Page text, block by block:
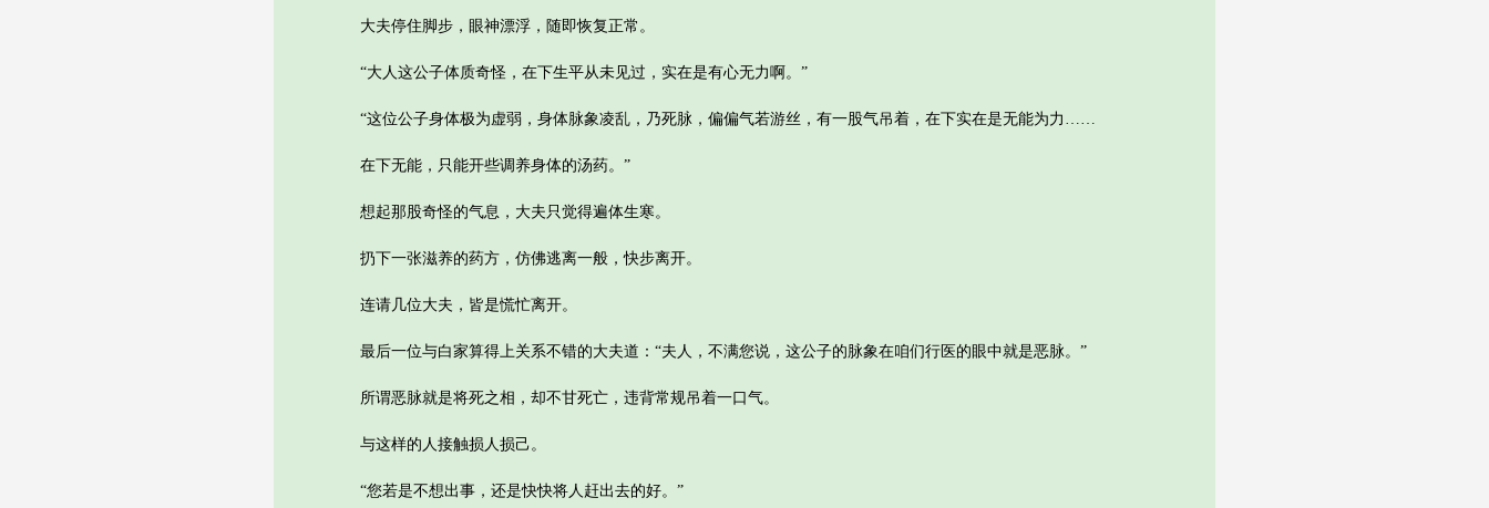
大夫停住脚步，眼神漂浮，随即恢复正常。
“大人这公子体质奇怪，在下生平从未见过，实在是有心无力啊。”
“这位公子身体极为虚弱，身体脉象凌乱，乃死脉，偏偏气若游丝，有一股气吊着，在下实在是无能为力……
在下无能，只能开些调养身体的汤药。”
想起那股奇怪的气息，大夫只觉得遍体生寒。
扔下一张滋养的药方，仿佛逃离一般，快步离开。
连请几位大夫，皆是慌忙离开。
最后一位与白家算得上关系不错的大夫道：“夫人，不满您说，这公子的脉象在咱们行医的眼中就是恶脉。”
所谓恶脉就是将死之相，却不甘死亡，违背常规吊着一口气。
与这样的人接触损人损己。
“您若是不想出事，还是快快将人赶出去的好。”